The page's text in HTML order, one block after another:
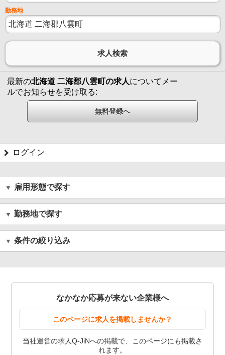
勤務地
最新の北海道 二海郡八雲町の求人についてメー
ルでお知らせを受け取る:
ログイン
雇用形態で探す
勤務地で探す
条件の絞り込み
なかなか応募が来ない企業様へ
このページに求人を掲載しませんか？
当社運営の求人Q-JiNへの掲載で、このページにも掲載さ
れます。